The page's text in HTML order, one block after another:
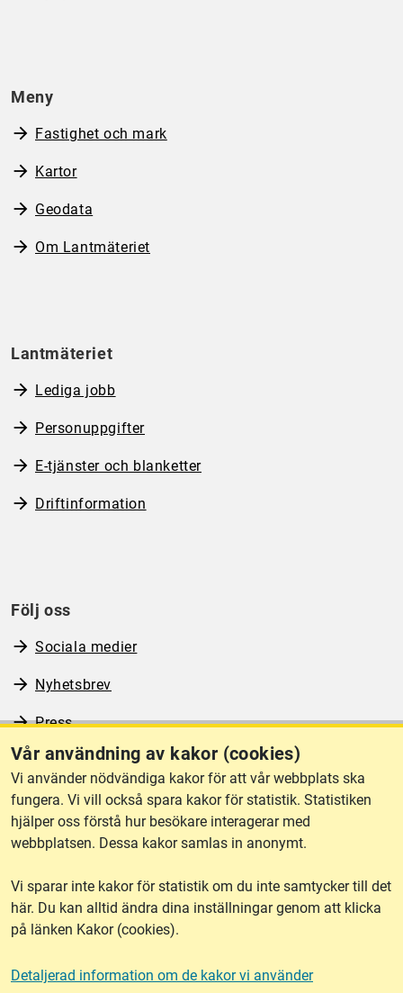
Vår användning av kakor (cookies)
Vi använder nödvändiga kakor för att vår webbplats ska
fungera. Vi vill också spara kakor för statistik. Statistiken
hjälper oss förstå hur besökare interagerar med
webbplatsen. Dessa kakor samlas in anonymt.
Vi sparar inte kakor för statistik om du inte samtycker till det
här. Du kan alltid ändra dina inställningar genom att klicka
på länken Kakor (cookies).
Detaljerad information om de kakor vi använder
Meny
Fastighet och mark
Kartor
Geodata
Om Lantmäteriet
Lantmäteriet
Lediga jobb
Personuppgifter
E-tjänster och blanketter
Driftinformation
Följ oss
Sociala medier
Nyhetsbrev
Press
RSS
Om webbplatsen
Tillgänglighet
Other languages
Kakor (cookies)